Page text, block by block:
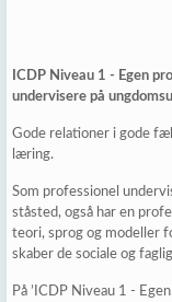
ICDP Niveau 1 - Egen
undervisere på
Gode relationer i gode
læring.
Som professionel
ståsted, også har en
teori, sprog og modeller
skaber de sociale og
På ’ICDP Niveau 1 -